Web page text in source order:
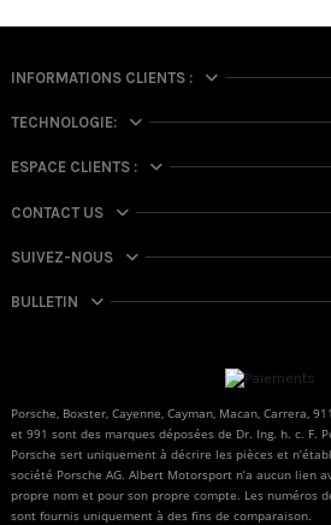
INFORMATIONS CLIENTS :
TECHNOLOGIE:
ESPACE CLIENTS :
CONTACT US
SUIVEZ-NOUS
BULLETIN
Porsche, Boxster, Cayenne, Cayman, Macan, Carrera,
et 991 sont des marques déposées de Dr. Ing. h. c. F.
Porsche sert uniquement à décrire les pièces et
société Porsche AG. Albert Motorsport n’a aucun lien
propre nom et pour son propre compte. Les numéros
sont fournis uniquement à des fins de comparaison.